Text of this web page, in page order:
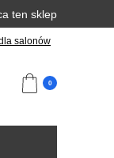
ten sklep
salonów
0